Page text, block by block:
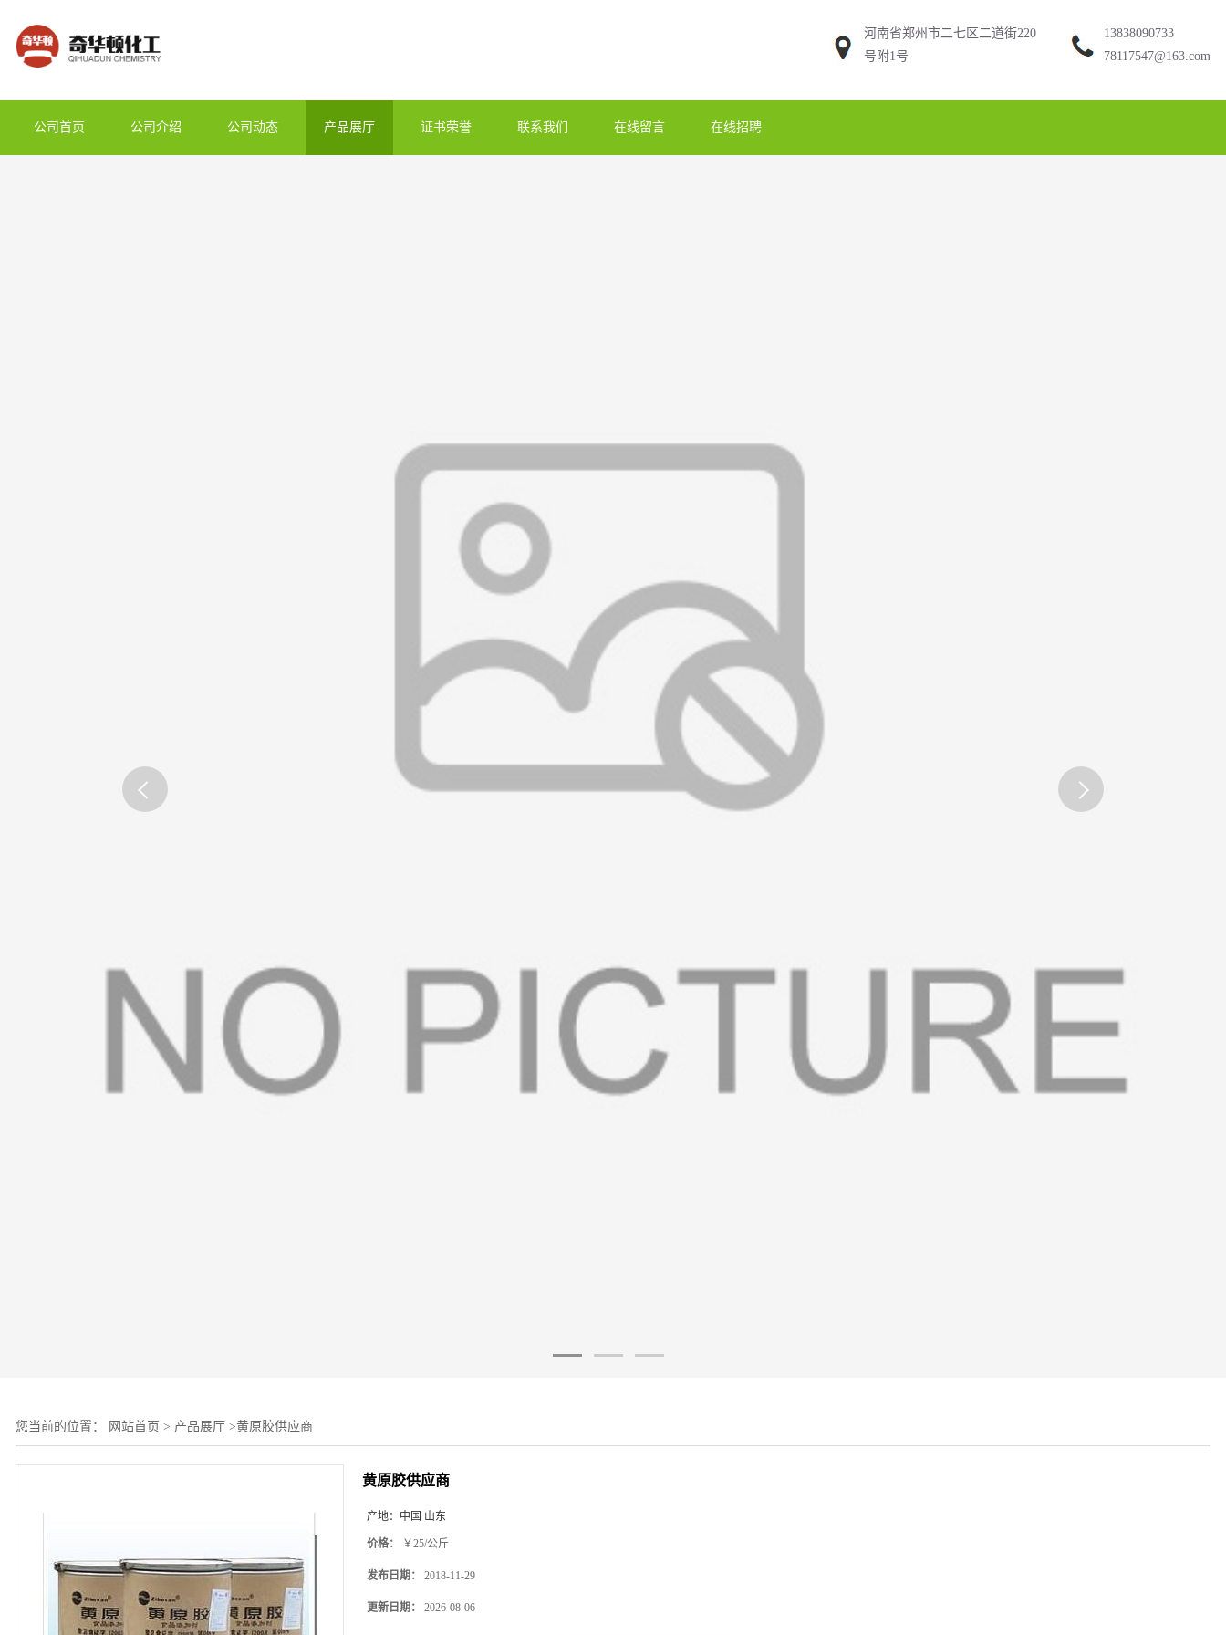
河南省郑州市二七区二道街220
号附1号
13838090733
78117547@163.com
公司首页 公司介绍 公司动态 产品展厅 证书荣誉 联系我们 在线留言 在线招聘
您当前的位置： 网站首页 > 产品展厅 >黄原胶供应商
黄原胶供应商
产地： 中国 山东
价格： ￥25/公斤
发布日期： 2018-11-29
更新日期： 2026-08-06